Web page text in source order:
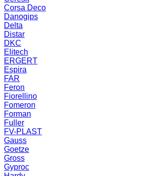
Corsa Deco
Danogips
Delta
Distar
DKC
Elitech
ERGERT
Espira
FAR
Feron
Fiorellino
Fomeron
Forman
Fuller
FV-PLAST
Gauss
Goetze
Gross
Gyproc